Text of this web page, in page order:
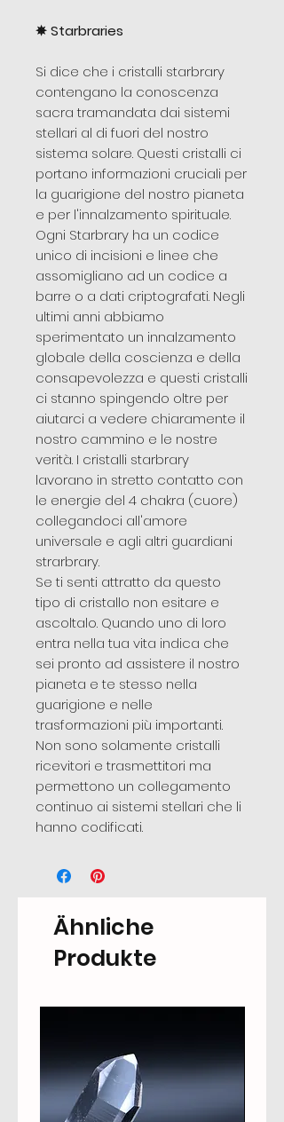
✵Starbraries
Si dice che i cristalli starbrary
contengano la conoscenza
sacra tramandata dai sistemi
stellari al di fuori del nostro
sistema solare. Questi cristalli ci
portano informazioni cruciali per
la guarigione del nostro pianeta
e per l'innalzamento spirituale.
Ogni Starbrary ha un codice
unico di incisioni e linee che
assomigliano ad un codice a
barre o a dati criptografati. Negli
ultimi anni abbiamo
sperimentato un innalzamento
globale della coscienza e della
consapevolezza e questi cristalli
ci stanno spingendo oltre per
aiutarci a vedere chiaramente il
nostro cammino e le nostre
verità. I cristalli starbrary
lavorano in stretto contatto con
le energie del 4 chakra (cuore)
collegandoci all'amore
universale e agli altri guardiani
strarbrary.
Se ti senti attratto da questo
tipo di cristallo non esitare e
ascoltalo. Quando uno di loro
entra nella tua vita indica che
sei pronto ad assistere il nostro
pianeta e te stesso nella
guarigione e nelle
trasformazioni più importanti.
Non sono solamente cristalli
ricevitori e trasmettitori ma
permettono un collegamento
continuo ai sistemi stellari che li
hanno codificati.
Ähnliche
Produkte